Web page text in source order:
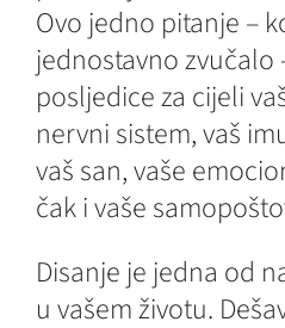
Ovo jedno pitanje –
jednostavno zvučalo
posljedice za cijeli
nervni sistem, vaš
vaš san, vaše
čak i vaše
Disanje je jedna od
u vašem životu.